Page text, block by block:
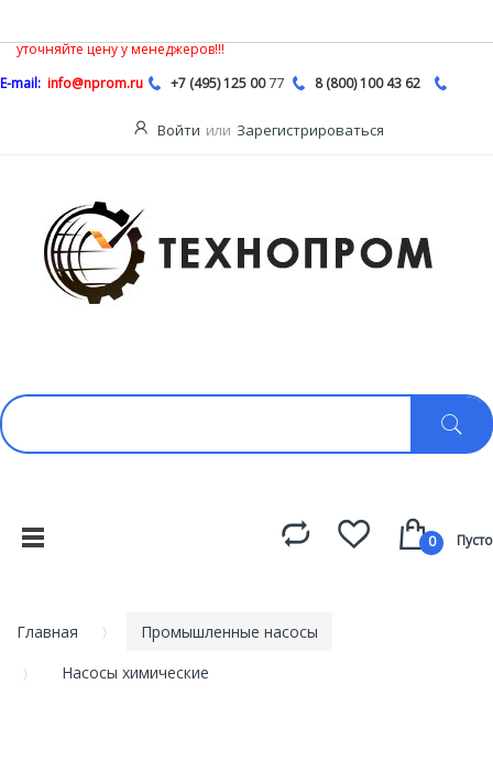
уточняйте цену у менеджеров!!!
E-mail: info@nprom.ru +7 (495) 125 0077 8 (800) 100 43 62
Войти или Зарегистрироваться
0 Пусто
Главная
Промышленные насосы
Насосы химические